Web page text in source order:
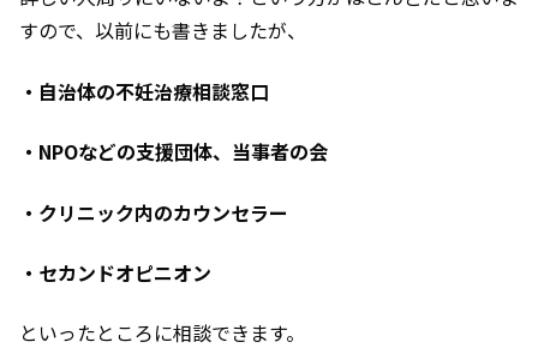
すので、以前にも書きましたが、
・自治体の不妊治療相談窓口
・NPOなどの支援団体、当事者の会
・クリニック内のカウンセラー
・セカンドオピニオン
といったところに相談できます。